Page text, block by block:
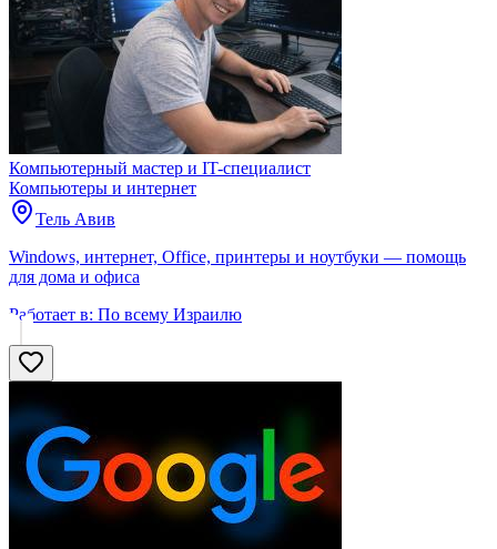
Компьютерный мастер и IT-специалист
Компьютеры и интернет
Тель Авив
Windows, интернет, Office, принтеры и ноутбуки — помощь
для дома и офиса
Работает в: По всему Израилю